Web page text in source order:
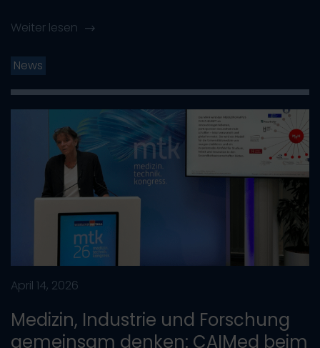
Weiter lesen
News
April 14, 2026
Medizin, Industrie und Forschung
gemeinsam denken: CAIMed beim